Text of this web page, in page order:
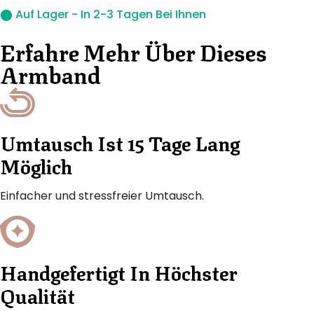
⬤ Auf Lager - In 2-3 Tagen Bei Ihnen
Erfahre Mehr Über Dieses
Armband
Umtausch Ist 15 Tage Lang
Möglich
Einfacher und stressfreier Umtausch.
Handgefertigt In Höchster
Qualität